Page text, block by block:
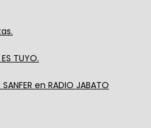
TUYO.
en RADIO JABATO